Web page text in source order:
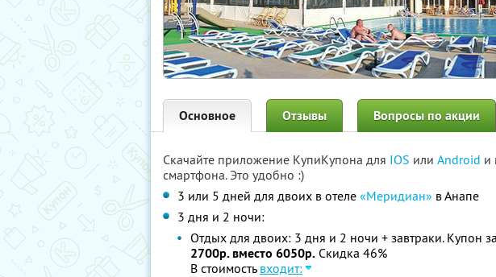
Основное Отзывы Вопросы по акции
Скачайте приложение КупиКупона для IOS или Android и
смартфона. Это удобно :)
3 или 5 дней для двоих в отеле «Меридиан» в Анапе
3 дня и 2 ночи:
Отдых для двоих: 3 дня и 2 ночи + завтраки. Купон
2700р. вместо 6050р. Скидка 46%
В стоимость входит: